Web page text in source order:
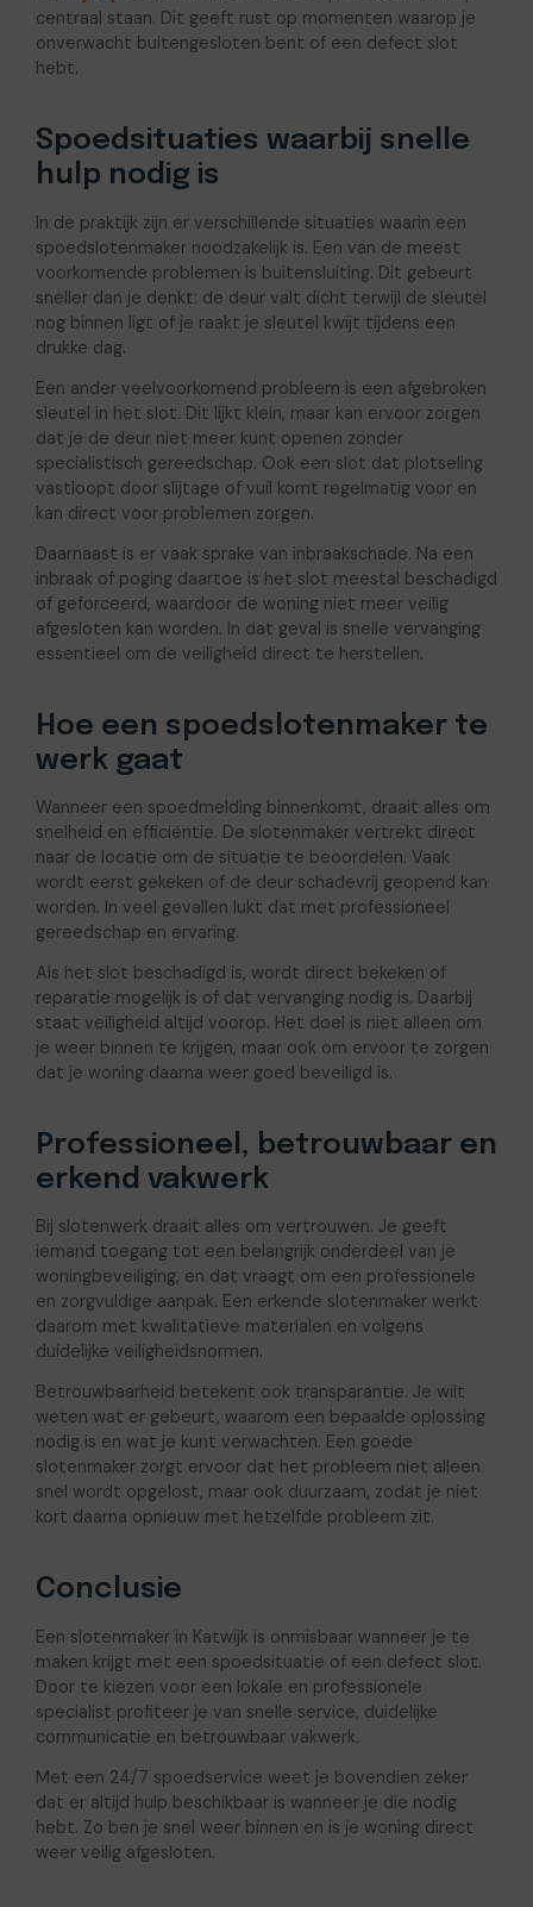
centraal staan. Dit geeft rust op momenten waarop je
onverwacht buitengesloten bent of een defect slot
hebt.
Spoedsituaties waarbij snelle
hulp nodig is
In de praktijk zijn er verschillende situaties waarin een
spoedslotenmaker noodzakelijk is. Een van de meest
voorkomende problemen is buitensluiting. Dit gebeurt
sneller dan je denkt: de deur valt dicht terwijl de sleutel
nog binnen ligt of je raakt je sleutel kwijt tijdens een
drukke dag.
Een ander veelvoorkomend probleem is een afgebroken
sleutel in het slot. Dit lijkt klein, maar kan ervoor zorgen
dat je de deur niet meer kunt openen zonder
specialistisch gereedschap. Ook een slot dat plotseling
vastloopt door slijtage of vuil komt regelmatig voor en
kan direct voor problemen zorgen.
Daarnaast is er vaak sprake van inbraakschade. Na een
inbraak of poging daartoe is het slot meestal beschadigd
of geforceerd, waardoor de woning niet meer veilig
afgesloten kan worden. In dat geval is snelle vervanging
essentieel om de veiligheid direct te herstellen.
Hoe een spoedslotenmaker te
werk gaat
Wanneer een spoedmelding binnenkomt, draait alles om
snelheid en efficiëntie. De slotenmaker vertrekt direct
naar de locatie om de situatie te beoordelen. Vaak
wordt eerst gekeken of de deur schadevrij geopend kan
worden. In veel gevallen lukt dat met professioneel
gereedschap en ervaring.
Als het slot beschadigd is, wordt direct bekeken of
reparatie mogelijk is of dat vervanging nodig is. Daarbij
staat veiligheid altijd voorop. Het doel is niet alleen om
je weer binnen te krijgen, maar ook om ervoor te zorgen
dat je woning daarna weer goed beveiligd is.
Professioneel, betrouwbaar en
erkend vakwerk
Bij slotenwerk draait alles om vertrouwen. Je geeft
iemand toegang tot een belangrijk onderdeel van je
woningbeveiliging, en dat vraagt om een professionele
en zorgvuldige aanpak. Een erkende slotenmaker werkt
daarom met kwalitatieve materialen en volgens
duidelijke veiligheidsnormen.
Betrouwbaarheid betekent ook transparantie. Je wilt
weten wat er gebeurt, waarom een bepaalde oplossing
nodig is en wat je kunt verwachten. Een goede
slotenmaker zorgt ervoor dat het probleem niet alleen
snel wordt opgelost, maar ook duurzaam, zodat je niet
kort daarna opnieuw met hetzelfde probleem zit.
Conclusie
Een slotenmaker in Katwijk is onmisbaar wanneer je te
maken krijgt met een spoedsituatie of een defect slot.
Door te kiezen voor een lokale en professionele
specialist profiteer je van snelle service, duidelijke
communicatie en betrouwbaar vakwerk.
Met een 24/7 spoedservice weet je bovendien zeker
dat er altijd hulp beschikbaar is wanneer je die nodig
hebt. Zo ben je snel weer binnen en is je woning direct
weer veilig afgesloten.